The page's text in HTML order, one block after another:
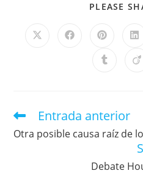
PLEASE
Entrada anterior
Otra posible causa raíz de
Debate